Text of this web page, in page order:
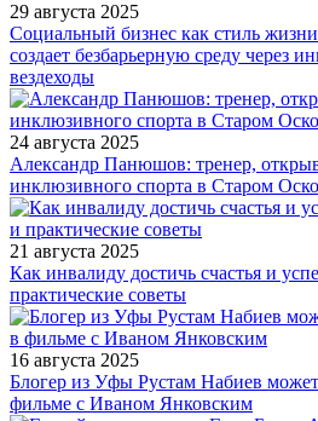
29 августа 2025
Социальный бизнес как стиль
создает безбарьерную среду через
вездеходы
24 августа 2025
Александр Панюшов: тренер,
инклюзивного спорта в Старом
21 августа 2025
Как инвалиду достичь счастья и
практические советы
16 августа 2025
Блогер из Уфы Рустам Набиев
фильме с Иваном Янковским